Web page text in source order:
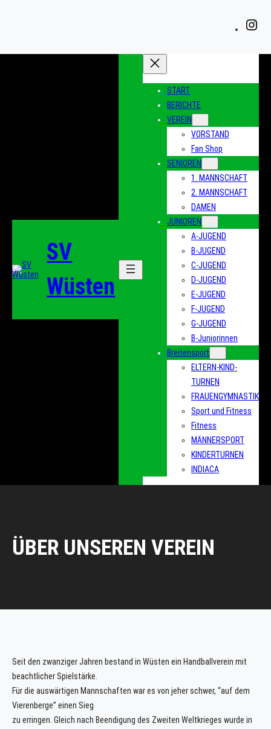
SV
Wüsten
START
BERICHTE
VEREIN
VORSTAND
Fan Shop
SENIOREN
1. MANNSCHAFT
2. MANNSCHAFT
DAMEN
JUNIOREN
A-JUGEND
B-JUGEND
C-JUGEND
D-JUGEND
E-JUGEND
F-JUGEND
G-JUGEND
B-Juniorinnen
Breitensport
ELTERN-KIND-
TURNEN
FRAUENGYMNASTIK
Sport und Fitness
Fitness
MÄNNERSPORT
KINDERTURNEN
INDIACA
ÜBER UNSEREN VEREIN
Seit den zwanziger Jahren bestand in Wüsten ein Handballverein mit
beachtlicher Spielstärke.
Für die auswärtigen Mannschaften war es von jeher schwer, “auf dem
Vierenberge” einen Sieg
zu erringen. Gleich nach Beendigung des Zweiten Weltkrieges wurde in